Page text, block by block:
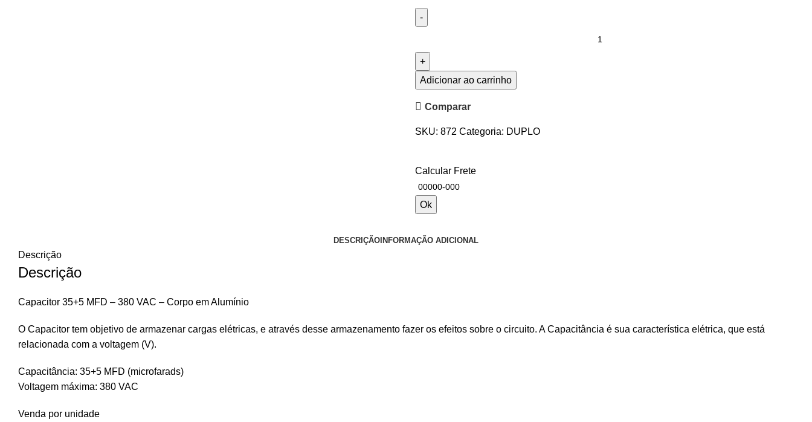
Adicionar ao carrinho
Comparar
SKU: 872 Categoria: DUPLO
Calcular Frete
Ok
DESCRIÇÃO INFORMAÇÃO ADICIONAL
Descrição
Descrição
Capacitor 35+5 MFD – 380 VAC – Corpo em Alumínio
O Capacitor tem objetivo de armazenar cargas elétricas, e através desse armazenamento fazer os efeitos sobre o circuito. A Capacitância é sua característica elétrica, que está
relacionada com a voltagem (V).
Capacitância: 35+5 MFD (microfarads)
Voltagem máxima: 380 VAC
Venda por unidade